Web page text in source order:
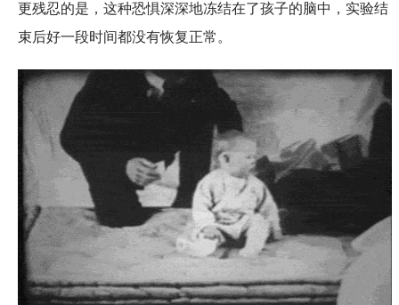
更残忍的是，这种恐惧深深地冻结在了孩子的脑中，实验结
束后好一段时间都没有恢复正常。